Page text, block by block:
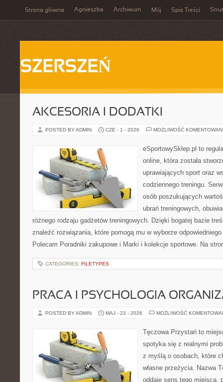
Strona główna Agnieszka Archiwum Mój Spis Treści
SZERSZEŃ
AKCESORIA I DODATKI
POSTED BY ADMIN CZE - 1 - 2026 MOŻLIWOŚĆ
eSportowySklep.pl to
online, która została
uprawiających sport oraz
codziennego treningu.
osób poszukujących
ubrań treningowych,
różnego rodzaju gadżetów treningowych. Dzięki bogatej bazie
znaleźć rozwiązania, które pomogą mu w wyborze
Polecam Poradniki zakupowe i Marki i kolekcje sportowe. Na
CATEGORIES: FILETYPES
PRACA I PSYCHOLOGIA
POSTED BY ADMIN MAJ - 23 - 2026 MOŻLIWOŚĆ
Tęczowa Przystań to
spotyka się z realnymi
z myślą o osobach, które
własne przeżycia. Nazwa
oddaje sens tego miejsca,